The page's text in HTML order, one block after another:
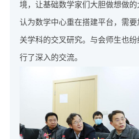
境，让基础数学家们大胆做想做
认为数学中心重在搭建平台，需
关学科的交叉研究。与会师生也
行了深入的交流。